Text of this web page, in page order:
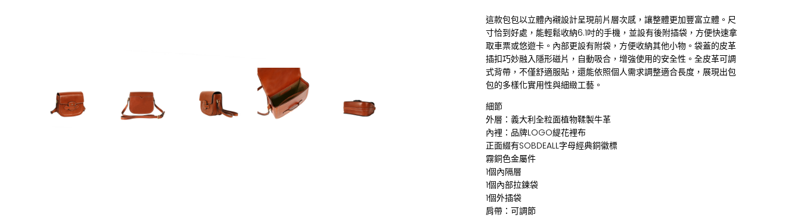
這款包包以立體內襯設計呈現前片層次感，讓整體更加豐富立體。尺
寸恰到好處，能輕鬆收納6.1吋的手機，並設有後附插袋，方便快速拿
取車票或悠遊卡。內部更設有附袋，方便收納其他小物。袋蓋的皮革
插扣巧妙融入隱形磁片，自動吸合，增強使用的安全性。全皮革可調
式背帶，不僅舒適服貼，還能依照個人需求調整適合長度，展現出包
包的多樣化實用性與細緻工藝。
細節
外層：義大利全粒面植物鞣製牛革
內裡：品牌LOGO緹花裡布
正面綴有SOBDEALL字母經典銅徽標
霧銅色金屬件
1個內隔層
1個內部拉鍊袋
1個外插袋
肩帶：可調節